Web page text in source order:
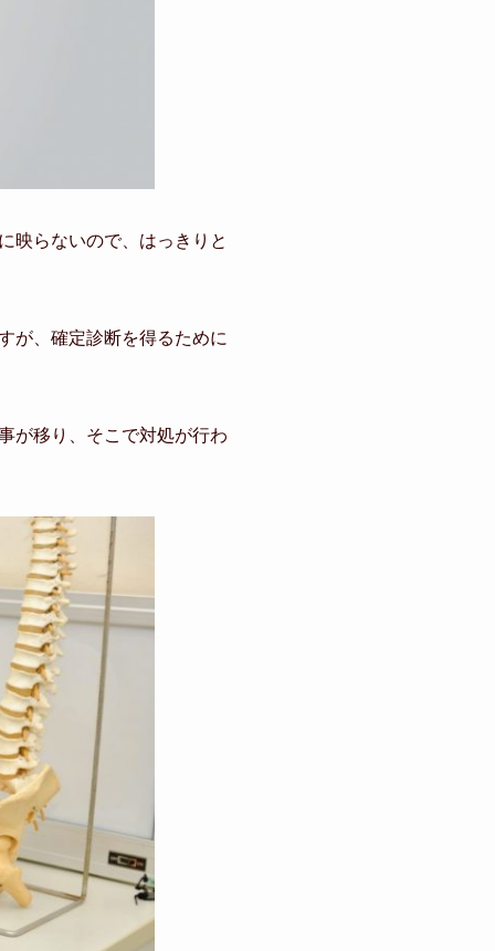
映らないので、はっきりと
が、確定診断を得るために
が移り、そこで対処が行わ